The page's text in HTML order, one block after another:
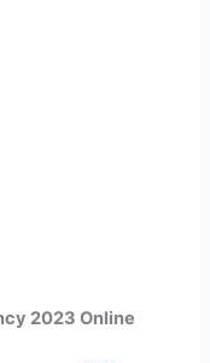
2023 Online